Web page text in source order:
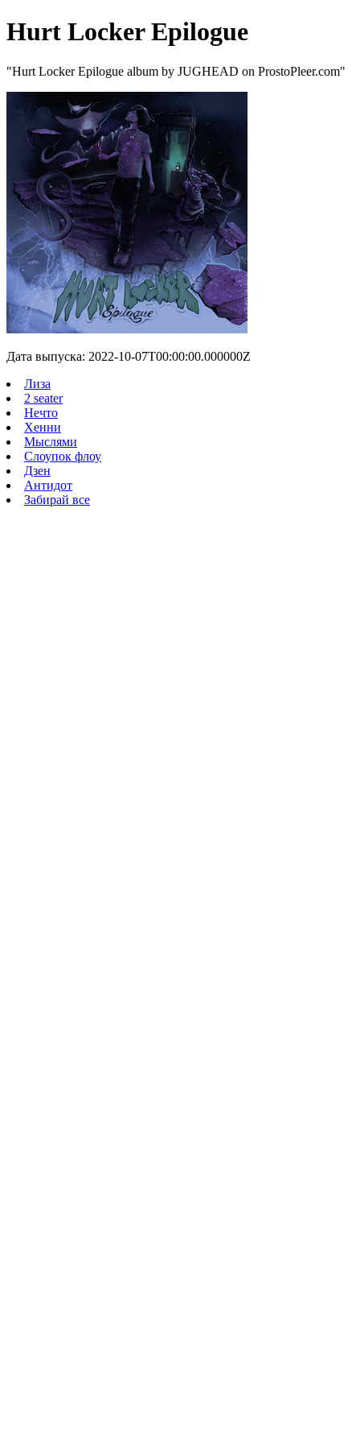
Hurt Locker Epilogue
"Hurt Locker Epilogue album by JUGHEAD on ProstoPleer.com"
Дата выпуска: 2022-10-07T00:00:00.000000Z
Лиза
2 seater
Нечто
Хенни
Мыслями
Слоупок флоу
Дзен
Антидот
Забирай все